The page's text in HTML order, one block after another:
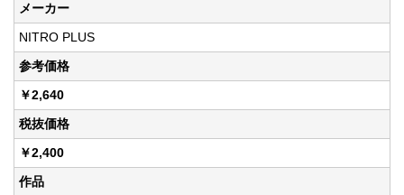
メーカー
NITRO PLUS
参考価格
￥2,640
税抜価格
￥2,400
作品